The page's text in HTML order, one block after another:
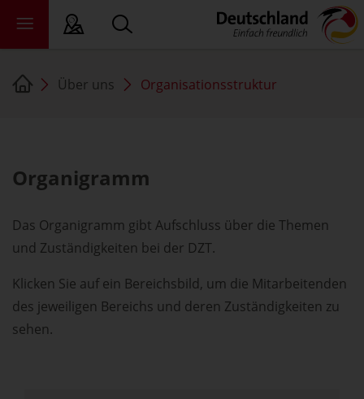
SpracheÜber uns Organisationsstruktur
Organigramm
Das Organigramm gibt Aufschluss über die Themen
und Zuständigkeiten bei der DZT.
Klicken Sie auf ein Bereichsbild, um die Mitarbeitenden
des jeweiligen Bereichs und deren Zuständigkeiten zu
sehen.